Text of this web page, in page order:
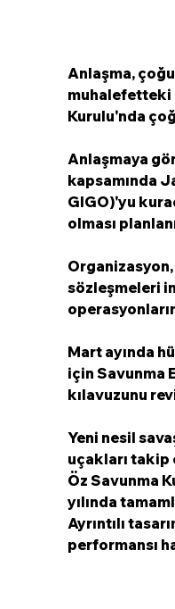
Anlaşma,
muhalefetteki
Kurulu'nda
Anlaşmaya
kapsamında
GIGO)'yu
olması
sözleşmeleri
Mart ayında
için Savunma
kılavuzunu
Yeni nesil
uçakları takip
Öz Savunma
yılında
Ayrıntılı
performansı